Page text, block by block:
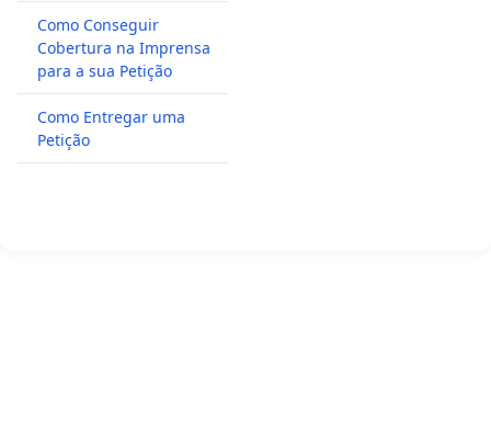
Como Conseguir
Cobertura na Imprensa
para a sua Petição
Como Entregar uma
Petição